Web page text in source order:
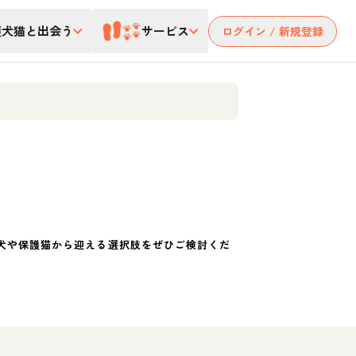
猫と出会う サービス ログイン / 新規登録
保護猫から迎える選択肢をぜひご検討くだ